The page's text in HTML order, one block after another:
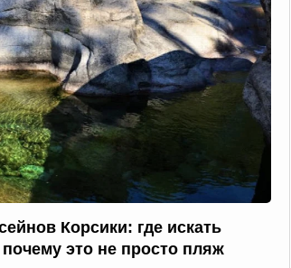
Корсики: где искать
это не просто пляж